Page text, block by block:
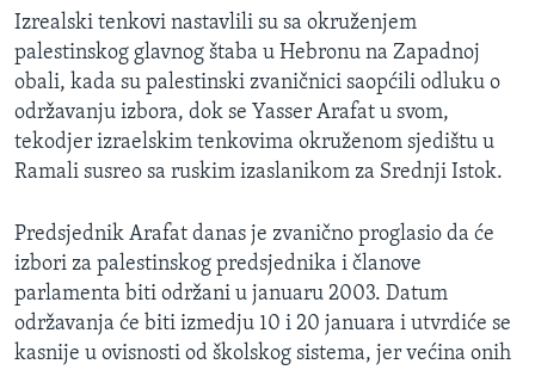
IZBJEGLIČKA STRANA
MAGAZIN
O GLASU AMERIKE
Learning English
PRATITE NAS
Izrealski tenkovi nastavlili su sa okruženjem
palestinskog glavnog štaba u Hebronu na Zapadnoj
obali, kada su palestinski zvaničnici saopćili odluku o
održavanju izbora, dok se Yasser Arafat u svom,
tekodjer izraelskim tenkovima okruženom sjedištu u
Ramali susreo sa ruskim izaslanikom za Srednji Istok.
Predsjednik Arafat danas je zvanično proglasio da će
izbori za palestinskog predsjednika i članove
parlamenta biti održani u januaru 2003. Datum
održavanja će biti izmedju 10 i 20 januara i utvrdiće se
kasnije u ovisnosti od školskog sistema, jer većina onih